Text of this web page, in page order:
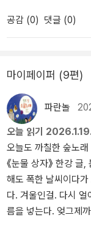
자신에게 묻는 질문
도, 아무리 단단하게
한 눈물을 우린 흘릴
러움까지도 피하거
복잡해질때 , 한순간
감을 섞으면 검은색
각났다 마지막 엔딩
던 모든 순간순간이
한 눈물일지도 …..#눈
공감 (0) 댓글 (0)
마이페이퍼 (9편)
파란놀
오늘 읽기
오늘도 까칠한 숲노
《눈물 상자》 한강
해도 폭한 날씨이다
다. 겨울인걸. 다시 얼
름을 넣는다. 엊그제